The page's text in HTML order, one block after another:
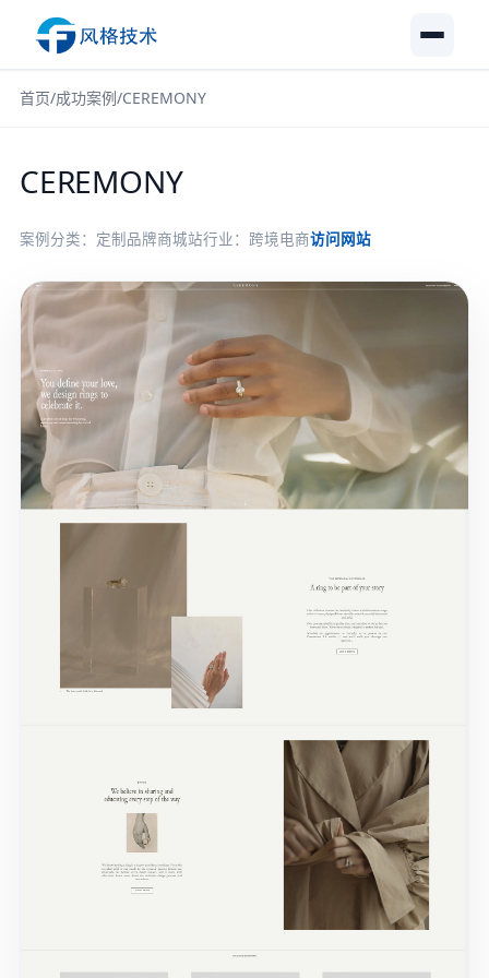
首页/成功案例/CEREMONY
CEREMONY
案例分类：定制品牌商城站行业：跨境电商访问网站